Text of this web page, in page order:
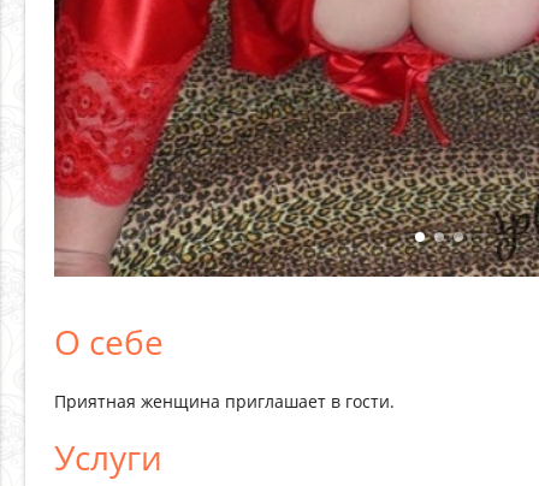
О себе
Приятная женщина приглашает в гости.
Услуги